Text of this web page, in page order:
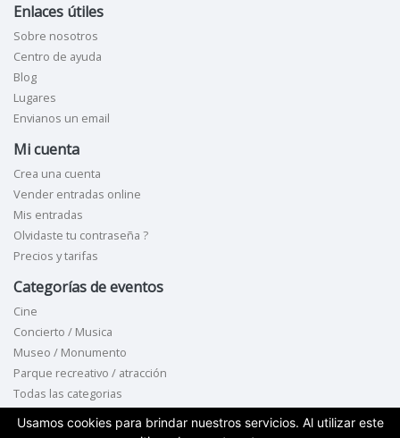
Usamos cookies para brindar nuestros servicios. Al utilizar este
Enlaces útiles
Sobre nosotros
Centro de ayuda
Blog
Lugares
Envianos un email
Mi cuenta
Crea una cuenta
Vender entradas online
Mis entradas
Olvidaste tu contraseña ?
Precios y tarifas
Categorías de eventos
Cine
Concierto / Musica
Museo / Monumento
Parque recreativo / atracción
Todas las categorias
Contacta con nosotros